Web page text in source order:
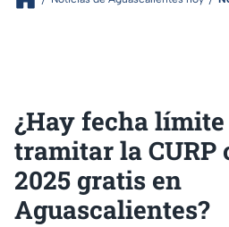
¿Hay fecha
tramitar la CURP
2025 gratis en
Aguascalientes?